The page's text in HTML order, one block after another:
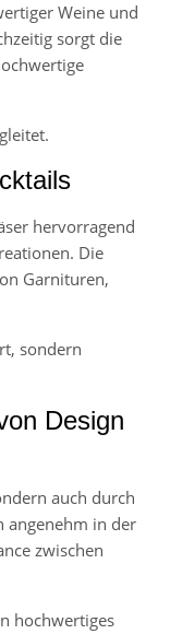
Weine und
sorgt die
hervorragend
Die
Garnituren,
sondern
Design
auch durch
angenehm in der
zwischen
hochwertiges